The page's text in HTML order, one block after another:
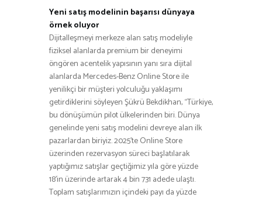
Yeni satış modelinin başarısı dünyaya
örnek oluyor
Dijitalleşmeyi merkeze alan satış modeliyle
fiziksel alanlarda premium bir deneyimi
öngören acentelik yapısının yanı sıra dijital
alanlarda Mercedes-Benz Online Store ile
yenilikçi bir müşteri yolculuğu yaklaşımı
getirdiklerini söyleyen Şükrü Bekdikhan, “Türkiye,
bu dönüşümün pilot ülkelerinden biri. Dünya
genelinde yeni satış modelini devreye alan ilk
pazarlardan biriyiz. 2025’te Online Store
üzerinden rezervasyon süreci başlatılarak
yaptığımız satışlar geçtiğimiz yıla göre yüzde
18’in üzerinde artarak 4 bin 731 adede ulaştı.
Toplam satışlarımızın içindeki payı da yüzde